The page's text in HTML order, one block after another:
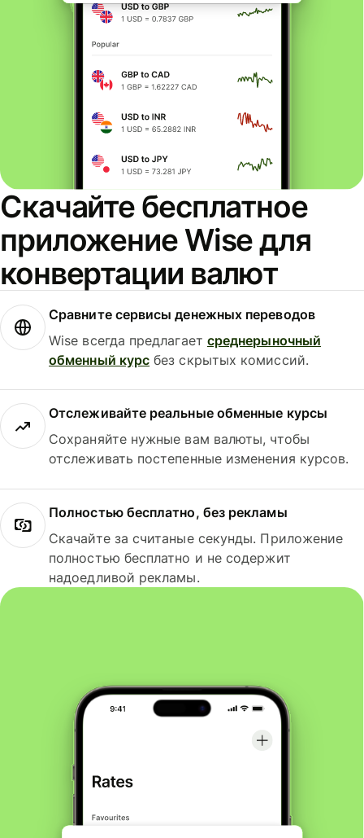
Скачайте бесплатное
приложение Wise для
конвертации валют
Сравните сервисы денежных переводов
Wise всегда предлагает среднерыночный
обменный курс без скрытых комиссий.
Отслеживайте реальные обменные курсы
Сохраняйте нужные вам валюты, чтобы
отслеживать постепенные изменения курсов.
Полностью бесплатно, без рекламы
Скачайте за считаные секунды. Приложение
полностью бесплатно и не содержит
надоедливой рекламы.